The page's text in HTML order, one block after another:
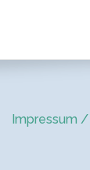
Impressum